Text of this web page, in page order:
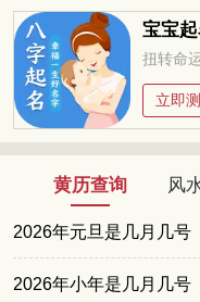
宝宝起
扭转命
立即
黄历查询 风
2026年元旦是几月几号
2026年小年是几月几号